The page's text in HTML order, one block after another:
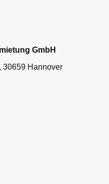
GmbH
30659 Hannover